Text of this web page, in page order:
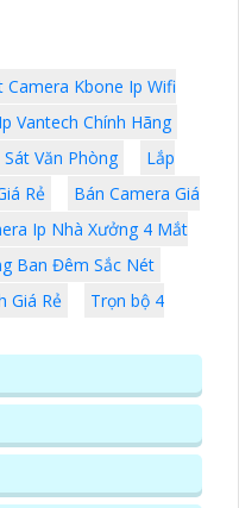
Kbone Ip Wifi
Vantech Chính Hãng
Văn Phòng
Lắp
Rẻ
Bán Camera Giá
Ip Nhà Xưởng 4 Mắt
Ban Đêm Sắc Nét
Giá Rẻ
Trọn bộ 4